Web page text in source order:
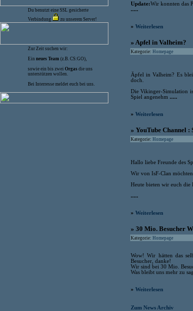
Du benutzt eine SSL gesicherte
Verbindung
zu unserem Server!
Zur Zeit suchen wir:
Ein neues Team (z.B. CS:GO),
sowie ein bis zwei Orgas die uns
unterstützen wollen.
Bei Interresse meldet euch bei uns.
Update:Wir konnten das
.....
» Weiterlesen
» Apfel in Valheim?
Kategorie: Homepage
Äpfel in Valheim? Es
doch.
Die Vikinger-Simulation
Spiel angenehm .....
» Weiterlesen
» YouTube Channel :
Kategorie: Homepage
Hallo liebe Freunde des
Wir von IsF-Clan
Heute bieten wir euch die
.....
» Weiterlesen
» 30 Mio. Besucher
Kategorie: Homepage
Wow! Wir hätten das
Besucher, danke!
Wir sind bei 30 Mio.
Was bleibt uns mehr zu
» Weiterlesen
Zum News Archiv